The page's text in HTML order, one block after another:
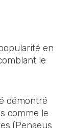
en
le
démontré
comme le
(Penaeus